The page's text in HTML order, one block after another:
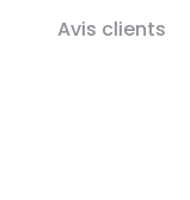
Avis clients